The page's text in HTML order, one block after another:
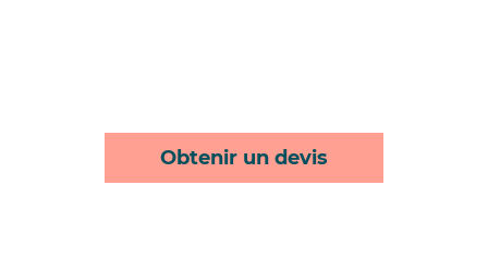
Obtenir un devis